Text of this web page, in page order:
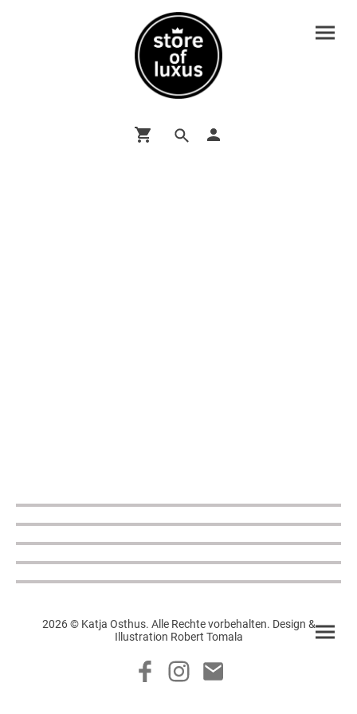
2026 © Katja Osthus. Alle Rechte vorbehalten. Design &
Illustration Robert Tomala